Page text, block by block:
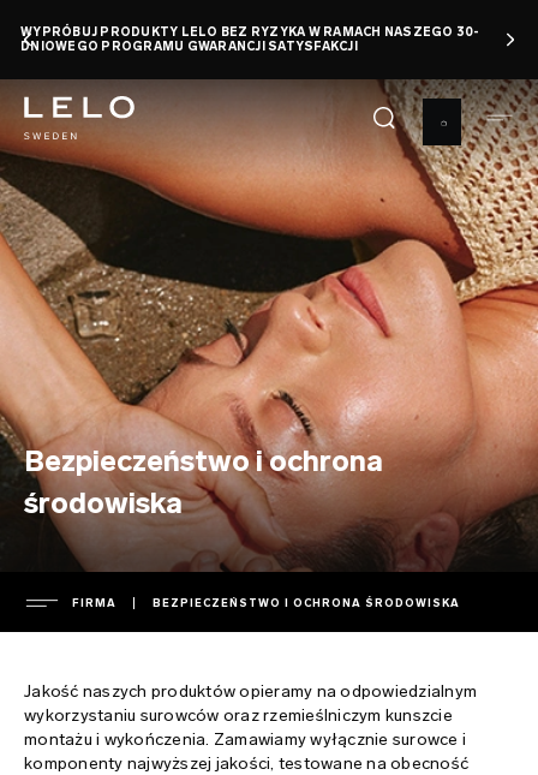
do
treści
WYPRÓBUJ PRODUKTY LELO BEZ RYZYKA W RAMACH NASZEGO 30-
DNIOWEGO PROGRAMU GWARANCJI SATYSFAKCJI
Bezpieczeństwo i ochrona
środowiska
FIRMA BEZPIECZEŃSTWO I OCHRONA ŚRODOWISKA
kierownictwo spółki
biuro prasowe
POMOC
Jakość naszych produktów opieramy na odpowiedzialnym
wykorzystaniu surowców oraz rzemieślniczym kunszcie
montażu i wykończenia. Zamawiamy wyłącznie surowce i
komponenty najwyższej jakości, testowane na obecność